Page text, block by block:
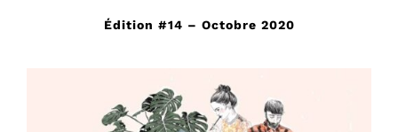
Édition #14 – Octobre 2020